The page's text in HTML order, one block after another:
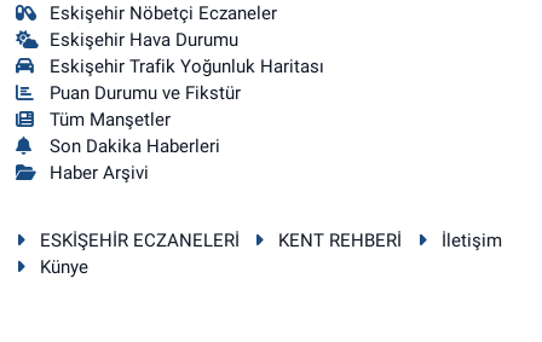
Eskişehir Nöbetçi Eczaneler
Eskişehir Hava Durumu
Eskişehir Trafik Yoğunluk Haritası
Puan Durumu ve Fikstür
Tüm Manşetler
Son Dakika Haberleri
Haber Arşivi
ESKİŞEHİR ECZANELERİ KENT REHBERİ
İletişim
Künye